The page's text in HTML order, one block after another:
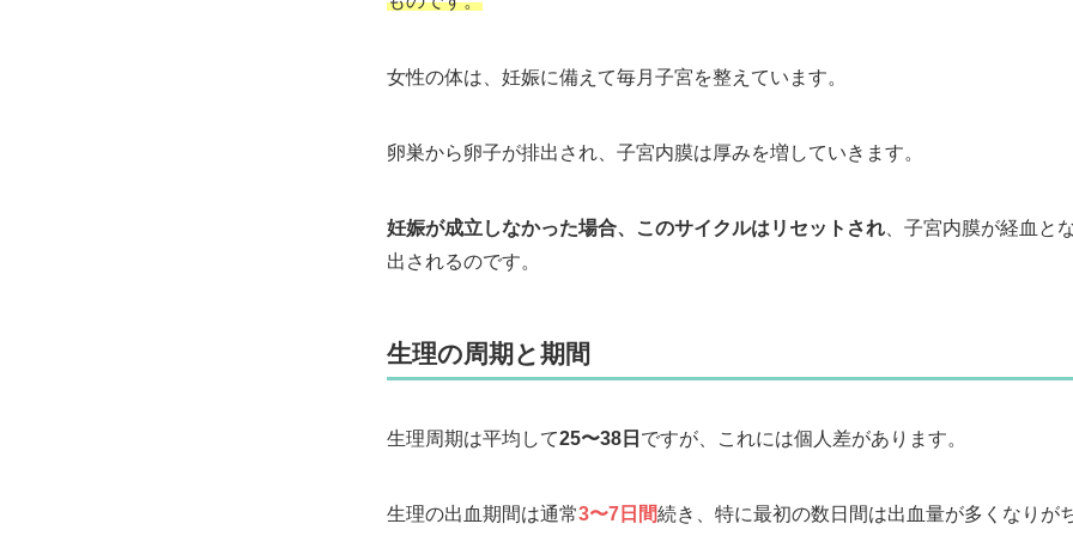
女性の体は、妊娠に備えて毎月子宮を整えています。
卵巣から卵子が排出され、子宮内膜は厚みを増していきます。
妊娠が成立しなかった場合、このサイクルはリセットされ 、子宮内膜が経血と
出されるのです。
生理の周期と期間
生理周期は平均して25〜38日 ですが、これには個人差があります。
生理の出血期間は通常3〜7日間続き、特に最初の数日間は出血量が多くなりが